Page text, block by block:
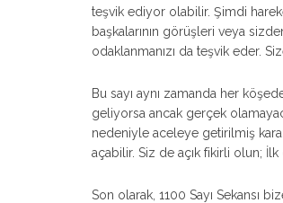
teşvik ediyor olabilir. Şimdi
başkalarının görüşleri veya
odaklanmanızı da teşvik eder.
Bu sayı aynı zamanda her
geliyorsa ancak gerçek
nedeniyle aceleye getirilmiş
açabilir. Siz de açık fikirli olun;
Son olarak, 1100 Sayı Sekansı